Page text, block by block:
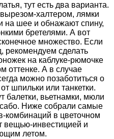
тут есть два варианта.
халтером, лямки
на шее и обнажают спину,
бретелями. А вот
множество. Если
рекомендуем сделать
на каблуке-рюмочке
оттенке. А в случае
можно позаботиться о
шпильки или танкетки.
балетки, вьетнамки, мюли
Ниже собрали самые
комбинаций в цветочном
вещью-инвестицией и
летом.